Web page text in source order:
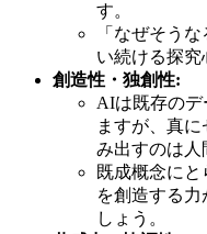
す。
「なぜそう
い続ける探究
創造性・独創性:
AIは既存のデ
ますが、真
み出すのは人
既成概念に
を創造する
しょう。